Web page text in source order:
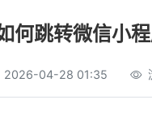
何跳转微信小
2026-04-28 01:35